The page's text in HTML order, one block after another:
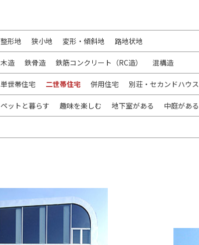
整形地 狭小地 変形・傾斜地 路地状地
木造 鉄骨造 鉄筋コンクリート（RC造） 混構造
単世帯住宅 二世帯住宅 併用住宅 別荘・セカンドハウス
ペットと暮らす 趣味を楽しむ 地下室がある 中庭がある